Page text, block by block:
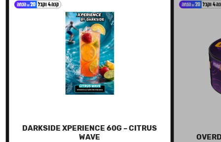
DARKSIDE XPERIENCE 60G – CITRUS
WAVE